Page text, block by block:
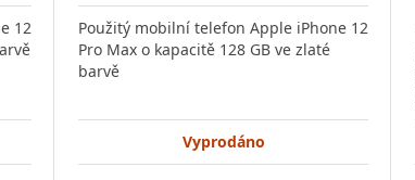
12
Použitý mobilní telefon Apple iPhone 12
Pro Max o kapacitě 128 GB ve zlaté
barvě
Vyprodáno